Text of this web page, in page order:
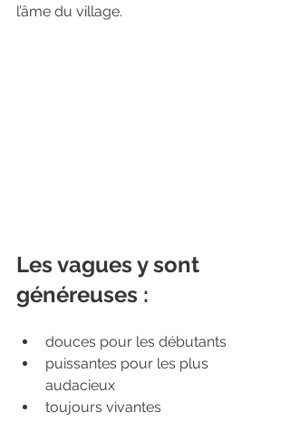
l’âme du village.
Les vagues y sont
généreuses :
douces pour les débutants
puissantes pour les plus
audacieux
toujours vivantes